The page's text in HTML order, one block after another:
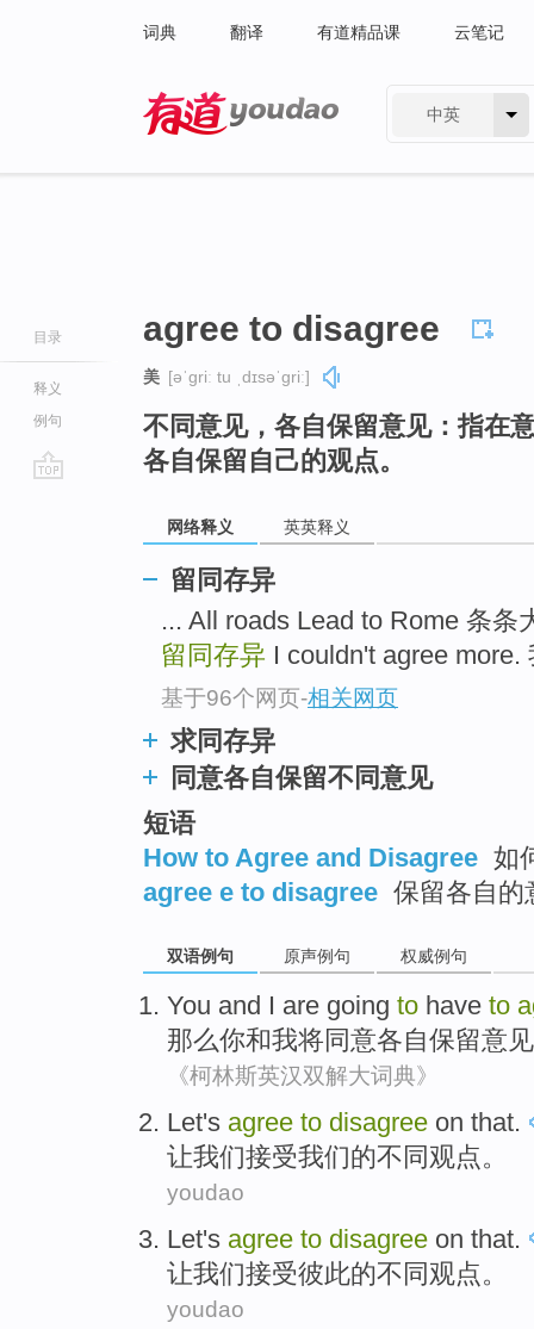
词典 翻译 有道精品课 云笔记
中英
目录
释义
例句
agree to disagree
美 [əˈɡriː tu ˌdɪsəˈɡriː]
不同意见，各自保留意见：指在
各自保留自己的观点。
网络释义 英英释义
留同存异
... All roads Lead to Rome 条条
留同存异 I couldn't agree more.
基于96个网页-相关网页
求同存异
同意各自保留不同意见
短语
How to Agree and Disagree 如
agree e to disagree 保留各自的
双语例句 原声例句 权威例句
You and I are going to have to
那么你和我将同意各自保留意
《柯林斯英汉双解大词典》
Let's agree to disagree on that.
让我们接受我们的不同观点。
youdao
Let's agree to disagree on that.
让我们接受彼此的不同观点。
youdao